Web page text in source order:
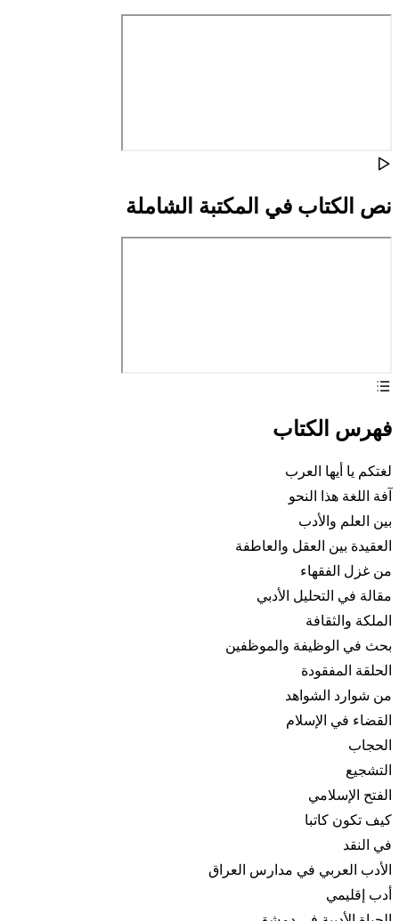
نص الكتاب في المكتبة الشاملة
فهرس الكتاب
لغتكم يا أيها العرب
آفة اللغة هذا النحو
بين العلم والأدب
العقيدة بين العقل والعاطفة
من غزل الفقهاء
مقالة في التحليل الأدبي
الملكة والثقافة
بحث في الوظيفة والموظفين
الحلقة المفقودة
من شوارد الشواهد
القضاء في الإسلام
الحجاب
التشجيع
الفتح الإسلامي
كيف تكون كاتبا
في النقد
الأدب العربي في مدارس العراق
أدب إقليمي